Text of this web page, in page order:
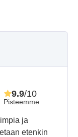
Pisteemme
9.9/10
ja
etenkin